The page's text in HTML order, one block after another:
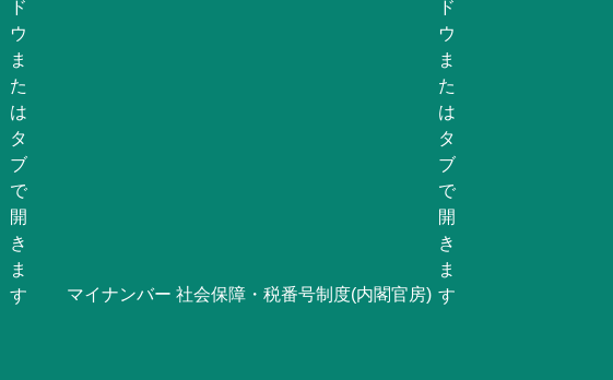
マイナンバー 社会保障・税番号制度(内閣官房)